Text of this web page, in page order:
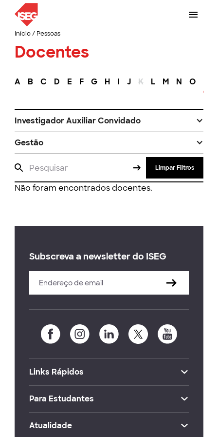
Início/ Pessoas
Docentes
A B C D E F G H I J K L M N O
Investigador Auxiliar Convidado
Gestão
Limpar Filtros
Não foram encontrados docentes.
Subscreva a newsletter do ISEG
Links Rápidos
Para Estudantes
Atualidade